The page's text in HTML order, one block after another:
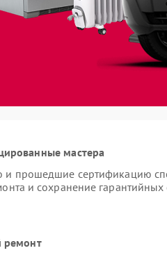
мастера
и прошедшие сертификацию
и сохранение гарантийных
ремонт